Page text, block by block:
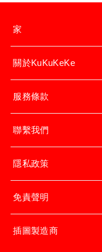
家
關於KuKuKeKe
服務條款
聯繫我們
隱私政策
免責聲明
插圖製造商